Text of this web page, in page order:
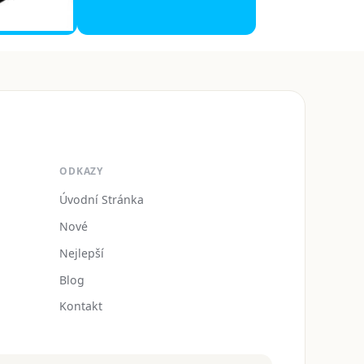
ODKAZY
Úvodní Stránka
Nové
Nejlepší
Blog
Kontakt